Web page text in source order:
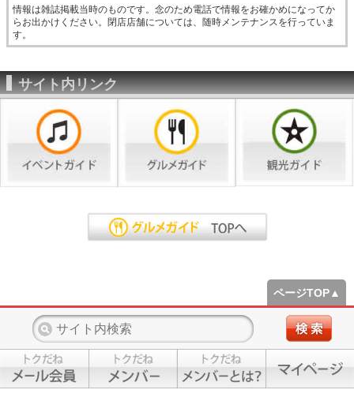
情報は雑誌掲載当時のものです。念のため電話で情報をお確かめになってか
らお出かけください。閉店店舗については、随時メンテナンスを行っていま
す。
サイト内リンク
ページTOP▲